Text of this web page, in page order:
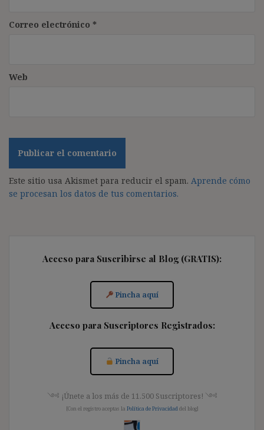
Correo electrónico *
Web
Este sitio usa Akismet para reducir el spam. Aprende cómo
se procesan los datos de tus comentarios.
Acceso para Suscribirse al Blog (GRATIS):
Pincha aquí
Acceso para Suscriptores Registrados:
Pincha aquí
༺ ¡Únete a los más de 11.500 Suscriptores! ༺
[Con el registro aceptas la Política de Privacidad del blog]